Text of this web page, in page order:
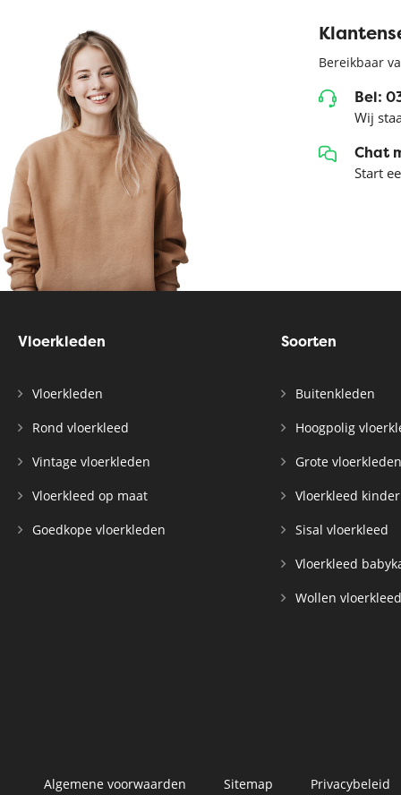
Bereikbaar
Bel:
Wij
Chat
Start
Vloerkleden
Vloerkleden
Rond vloerkleed
Vintage vloerkleden
Vloerkleed op maat
Goedkope vloerkleden
Soorten
Buitenkleden
Hoogpolig
Grote vloerkleden
Vloerkleed
Sisal vloerkleed
Vloerkleed
Wollen vloerkleed
Algemene voorwaarden Sitemap Privacybeleid